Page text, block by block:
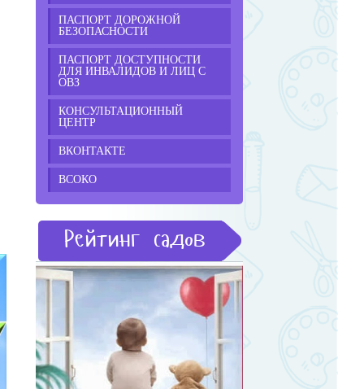
ПАСПОРТ ДОРОЖНОЙ
БЕЗОПАСНОСТИ
ПАСПОРТ ДОСТУПНОСТИ
ДЛЯ ИНВАЛИДОВ И ЛИЦ С
ОВЗ
КОНСУЛЬТАЦИОННЫЙ
ЦЕНТР
ВКОНТАКТЕ
ВСОКО
Рейтинг садов